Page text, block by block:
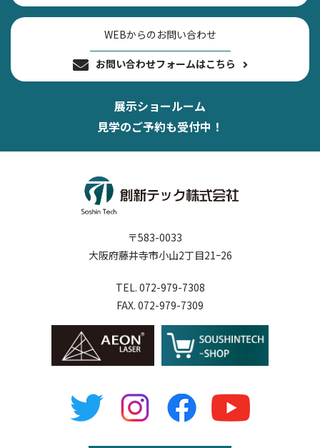
WEBからのお問い合わせ
お問い合わせフォームはこちら
展示ショールーム
見学のご予約も受付中！
〒583-0033
大阪府藤井寺市小山2丁目21ｰ26
TEL. 072-979-7308
FAX. 072-979-7309